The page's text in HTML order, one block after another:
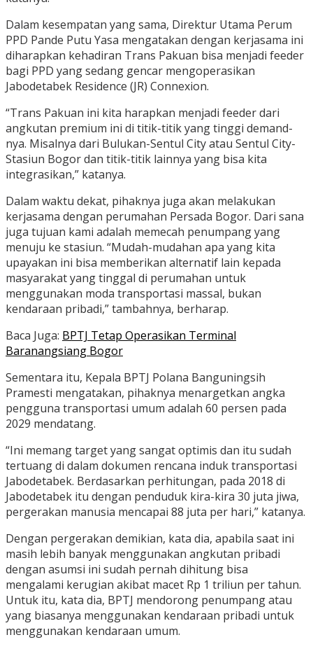
Dalam kesempatan yang sama, Direktur Utama Perum
PPD Pande Putu Yasa mengatakan dengan kerjasama ini
diharapkan kehadiran Trans Pakuan bisa menjadi feeder
bagi PPD yang sedang gencar mengoperasikan
Jabodetabek Residence (JR) Connexion.
“Trans Pakuan ini kita harapkan menjadi feeder dari
angkutan premium ini di titik-titik yang tinggi demand-
nya. Misalnya dari Bulukan-Sentul City atau Sentul City-
Stasiun Bogor dan titik-titik lainnya yang bisa kita
integrasikan,” katanya.
Dalam waktu dekat, pihaknya juga akan melakukan
kerjasama dengan perumahan Persada Bogor. Dari sana
juga tujuan kami adalah memecah penumpang yang
menuju ke stasiun. “Mudah-mudahan apa yang kita
upayakan ini bisa memberikan alternatif lain kepada
masyarakat yang tinggal di perumahan untuk
menggunakan moda transportasi massal, bukan
kendaraan pribadi,” tambahnya, berharap.
Baca Juga: BPTJ Tetap Operasikan Terminal
Baranangsiang Bogor
Sementara itu, Kepala BPTJ Polana Banguningsih
Pramesti mengatakan, pihaknya menargetkan angka
pengguna transportasi umum adalah 60 persen pada
2029 mendatang.
“Ini memang target yang sangat optimis dan itu sudah
tertuang di dalam dokumen rencana induk transportasi
Jabodetabek. Berdasarkan perhitungan, pada 2018 di
Jabodetabek itu dengan penduduk kira-kira 30 juta jiwa,
pergerakan manusia mencapai 88 juta per hari,” katanya.
Dengan pergerakan demikian, kata dia, apabila saat ini
masih lebih banyak menggunakan angkutan pribadi
dengan asumsi ini sudah pernah dihitung bisa
mengalami kerugian akibat macet Rp 1 triliun per tahun.
Untuk itu, kata dia, BPTJ mendorong penumpang atau
yang biasanya menggunakan kendaraan pribadi untuk
menggunakan kendaraan umum.